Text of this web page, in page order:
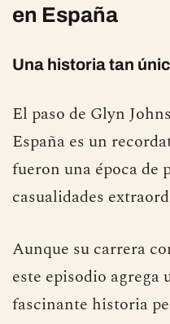
en España
Una historia tan
El paso de Glyn
España es un
fueron una época
casualidades
Aunque su carrera
este episodio agrega
fascinante historia